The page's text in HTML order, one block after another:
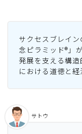
サクセスブレイ
念ピラミッド®」
発展を支える構
における道徳と経
サトウ